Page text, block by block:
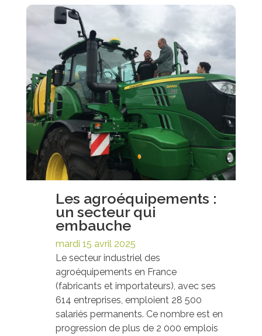
Les agroéquipements :
un secteur qui
embauche
mardi 15 avril 2025
Le secteur industriel des
agroéquipements en France
(fabricants et importateurs), avec ses
614 entreprises, emploient 28 500
salariés permanents. Ce nombre est en
progression de plus de 2 000 emplois